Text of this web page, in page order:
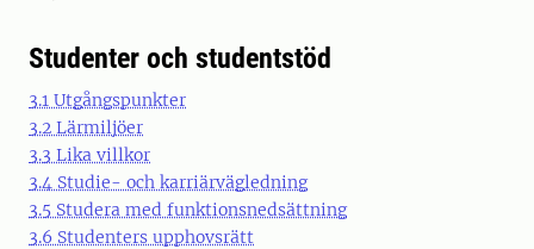
Studenter och studentstöd
3.1 Utgångspunkter
3.2 Lärmiljöer
3.3 Lika villkor
3.4 Studie- och karriärvägledning
3.5 Studera med funktionsnedsättning
3.6 Studenters upphovsrätt